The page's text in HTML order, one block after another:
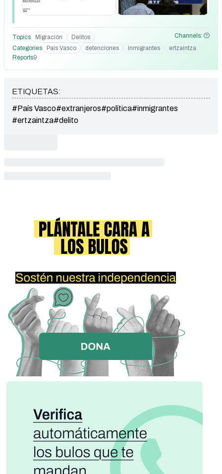
Topics Migración Delitos
Channels:
Categories
País Vasco detenciones inmigrantes
ertzaintza
Reports9
ETIQUETAS:
#País Vasco#extranjeros#política#inmigrantes
#ertzaintza#delito